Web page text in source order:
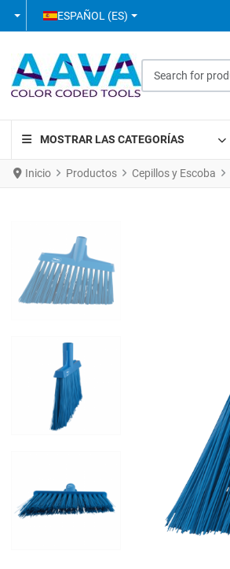
SELECCIONE SU IDIOMA
ESPAÑOL (ES)
MOSTRAR LAS CATEGORÍAS
Inicio Productos Cepillos y Escoba